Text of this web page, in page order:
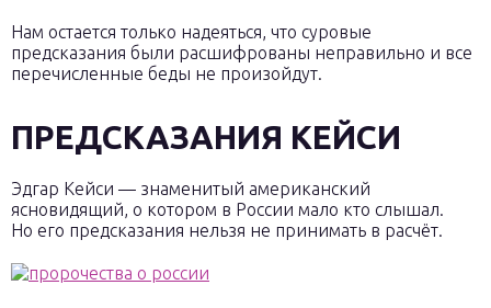
Нам остается только надеяться, что суровые
предсказания были расшифрованы неправильно и все
перечисленные беды не произойдут.
ПРЕДСКАЗАНИЯ КЕЙСИ
Эдгар Кейси — знаменитый американский
ясновидящий, о котором в России мало кто слышал.
Но его предсказания нельзя не принимать в расчёт.